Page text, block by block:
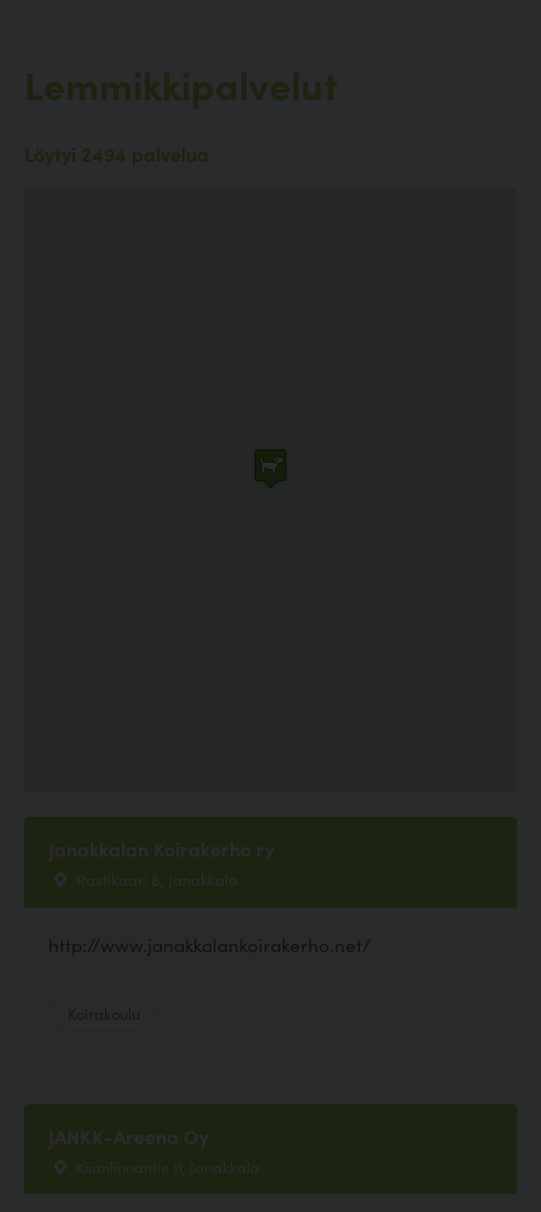
Lemmikkipalvelut
Löytyi 2494 palvelua
Janakkalan Koirakerho ry
Rastikaari 8, Janakkala
http://www.janakkalankoirakerho.net/
JANKK-Areena Oy
Kiianlinnantie 11, Janakkala